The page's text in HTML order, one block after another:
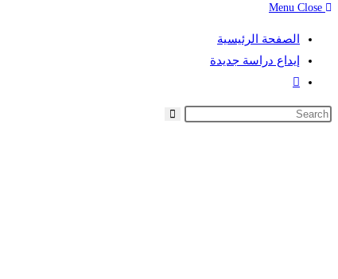
Menu Close
الصفحة الرئيسية
إيداع دراسة جديدة
Toggle
search